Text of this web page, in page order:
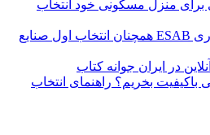
منزل مسکونی خود انتخاب
چرا محصولات جوشکاری ESAB همچنان انتخاب اول صنایع
در ایران جوانه کتاب
باکیفیت بخریم؟ راهنمای انتخاب